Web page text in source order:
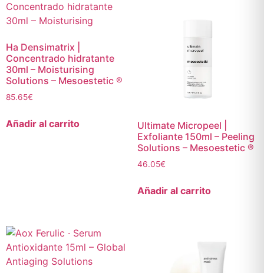
Ha Densimatrix |
Concentrado hidratante
30ml – Moisturising
Solutions – Mesoestetic ®
85.65€
Añadir al carrito
Ultimate Micropeel |
Exfoliante 150ml – Peeling
Solutions – Mesoestetic ®
46.05€
Añadir al carrito